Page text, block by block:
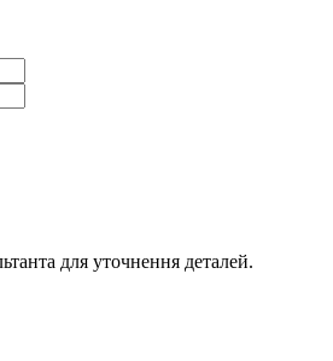
для уточнення деталей.